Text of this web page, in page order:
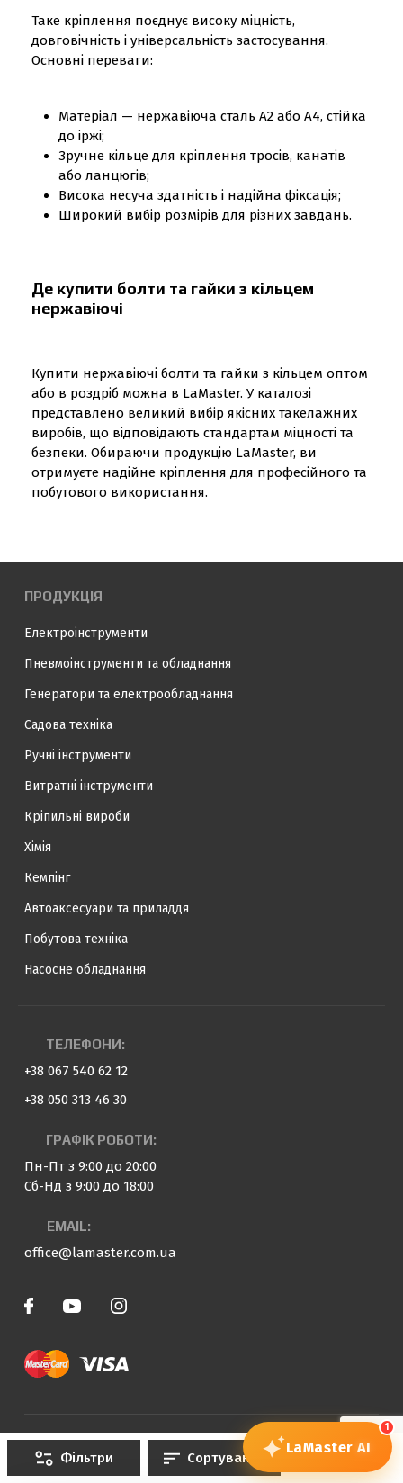
Фільтри Сортування
Таке кріплення поєднує високу міцність,
довговічність і універсальність застосування.
Основні переваги:
Матеріал — нержавіюча сталь A2 або A4, стійка
до іржі;
Зручне кільце для кріплення тросів, канатів
або ланцюгів;
Висока несуча здатність і надійна фіксація;
Широкий вибір розмірів для різних завдань.
Де купити болти та гайки з кільцем
нержавіючі
Купити нержавіючі болти та гайки з кільцем оптом
або в роздріб можна в LaMaster. У каталозі
представлено великий вибір якісних такелажних
виробів, що відповідають стандартам міцності та
безпеки. Обираючи продукцію LaMaster, ви
отримуєте надійне кріплення для професійного та
побутового використання.
© 2023 — 2026 «LaMaster»
ПРОДУКЦІЯ
Електроінструменти
Пневмоінструменти та обладнання
Генератори та електрообладнання
Садова техніка
Ручні інструменти
Витратні інструменти
Кріпильні вироби
Хімія
Кемпінг
Автоаксесуари та приладдя
Побутова техніка
Насосне обладнання
ТЕЛЕФОНИ:
+38 067 540 62 12
+38 050 313 46 30
ГРАФІК РОБОТИ:
Пн-Пт з 9:00 до 20:00
Сб-Нд з 9:00 до 18:00
EMAIL:
office@lamaster.com.ua
1
LaMaster AI